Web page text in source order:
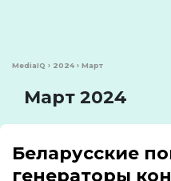
MediaIQ › 2024 › Март
Март 2024
Беларусские
генераторы